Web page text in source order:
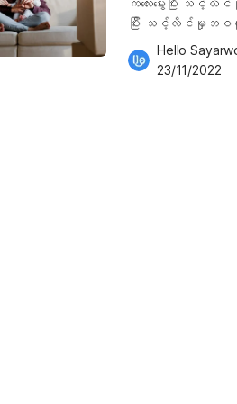
ပါသည်။ ကိုယ်ဝန်ဖ
တင်ပေါ်တွင်လှဲနေ
သူမသည် ဆရာဝန်ကို
ကလေးမွေးပြီး သင့်
ပြီး သင့်လိင်မှုဘဝ
အရာတစ်ခုဖြစ်ပ
အရေးကြီးပါတယ်။
Hello
23/11/2022